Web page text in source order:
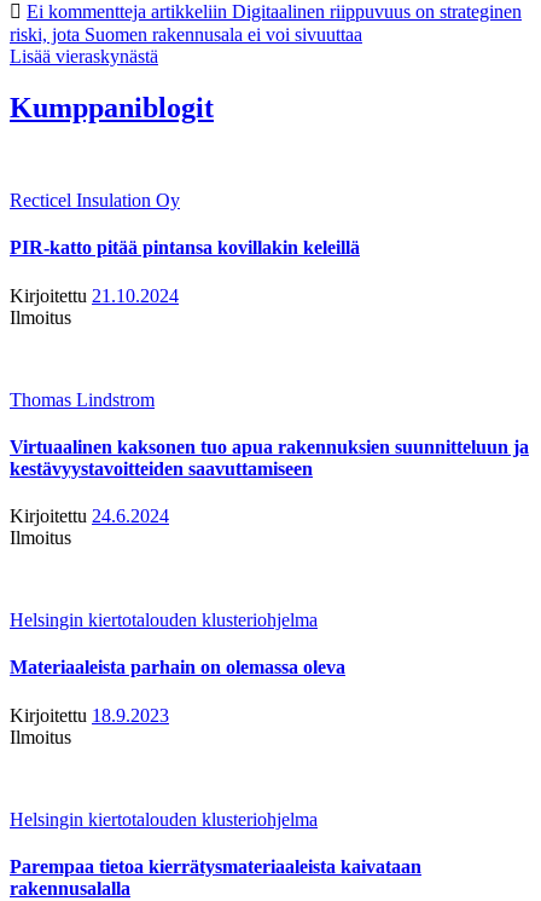
Ei kommentteja artikkeliin Digitaalinen riippuvuus on strateginen
riski, jota Suomen rakennusala ei voi sivuuttaa
Lisää vieraskynästä
Kumppaniblogit
Recticel Insulation Oy
PIR-katto pitää pintansa kovillakin keleillä
Kirjoitettu 21.10.2024
Ilmoitus
Thomas Lindstrom
Virtuaalinen kaksonen tuo apua rakennuksien suunnitteluun ja
kestävyystavoitteiden saavuttamiseen
Kirjoitettu 24.6.2024
Ilmoitus
Helsingin kiertotalouden klusteriohjelma
Materiaaleista parhain on olemassa oleva
Kirjoitettu 18.9.2023
Ilmoitus
Helsingin kiertotalouden klusteriohjelma
Parempaa tietoa kierrätysmateriaaleista kaivataan
rakennusalalla